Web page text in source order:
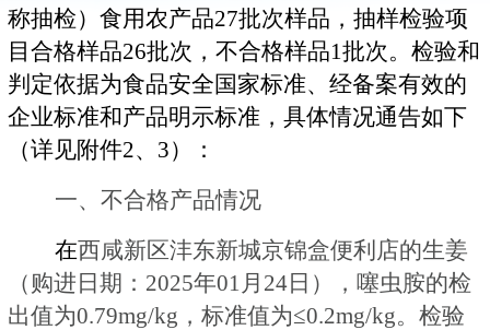
称抽检）食用农产品27批次样品，抽样检验项
目合格样品26批次，不合格样品1批次。检验和
判定依据为食品安全国家标准、经备案有效的
企业标准和产品明示标准，具体情况通告如下
（详见附件2、3）：
一、不合格产品情况
在西咸新区沣东新城京锦盒便利店的生姜
（购进日期：2025年01月24日），噻虫胺的检
出值为0.79mg/kg，标准值为≤0.2mg/kg。检验